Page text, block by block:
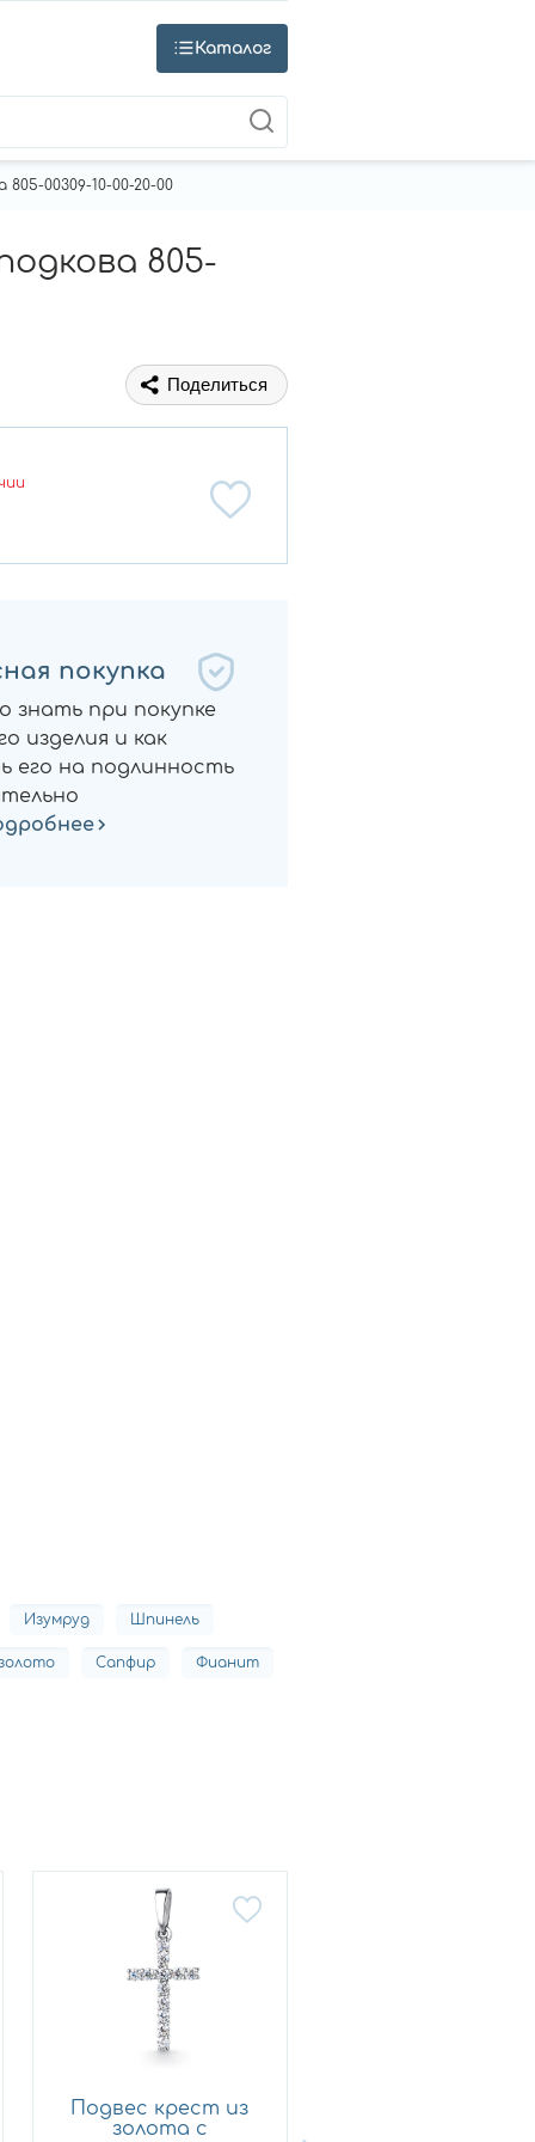
Каталог
00309-10-00-20-00
805-
Поделиться
покупка
знать при покупке
изделия и как
его на подлинность
Изумруд Шпинель
Сапфир Фианит
Подвес крест из
золота с